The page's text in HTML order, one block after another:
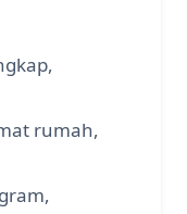
rumah,